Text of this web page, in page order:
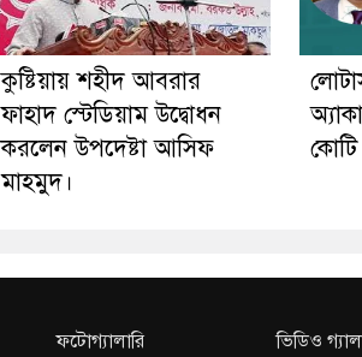
কুষ্টিয়ায় শহীদ আবরার
ফাহাদ স্টেডিয়াম উদ্বোধন
করলেন উপদেষ্টা আসিফ
মাহমুদ।
কোটি
ফটোগ্যালারি ভিডিও